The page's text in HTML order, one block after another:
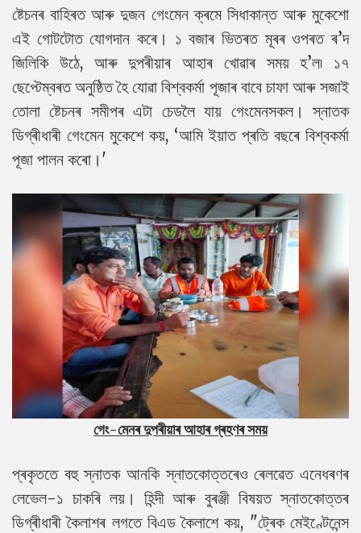
ষ্টেচনৰ বাহিৰত আৰু দুজন গেংমেন ক্ৰমে সিধাকান্ত আৰু মুকেশো
এই গোটটোত যোগদান কৰে। ১ বজাৰ ভিতৰত মূৰৰ ওপৰত ৰ’দ
জিলিকি উঠে, আৰু দুপৰীয়াৰ আহাৰ খোৱাৰ সময় হ’ল৷ ১৭
ছেপ্টেম্বৰত অনুষ্ঠিত হৈ যোৱা বিশ্বকৰ্মা পূজাৰ বাবে চাফা আৰু সজাই
তোলা ষ্টেচনৰ সমীপৰ এটা চেডলৈ যায় গেংমেনসকল। স্নাতক
ডিগ্ৰীধাৰী গেংমেন মুকেশে কয়, ‘আমি ইয়াত প্ৰতি বছৰে বিশ্বকৰ্মা
পূজা পালন কৰো।'
গেং-মেনৰ দুপৰীয়াৰ আহাৰ গ্ৰহণৰ সময়
প্ৰকৃততে বহু স্নাতক আনকি স্নাতকোত্তৰেও ৰেলৱেত এনেধৰণৰ
লেভেল-১ চাকৰি লয়। হিন্দী আৰু বুৰঞ্জী বিষয়ত স্নাতকোত্তৰ
ডিগ্ৰীধাৰী কৈলাশৰ লগতে বিএড কৈলাশে কয়, "ট্ৰেক মেইণ্টেনেন্স